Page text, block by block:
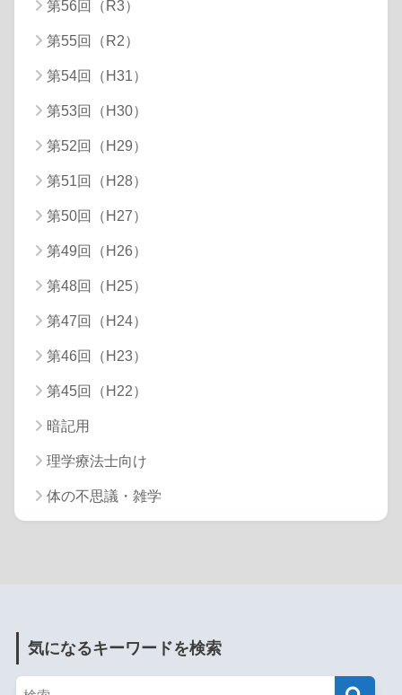
第56回（R3）
第55回（R2）
第54回（H31）
第53回（H30）
第52回（H29）
第51回（H28）
第50回（H27）
第49回（H26）
第48回（H25）
第47回（H24）
第46回（H23）
第45回（H22）
暗記用
理学療法士向け
体の不思議・雑学
気になるキーワードを検索